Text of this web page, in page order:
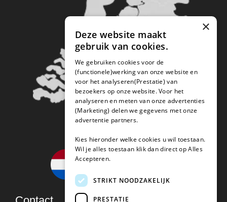
×
Deze website maakt
gebruik van cookies.
We gebruiken cookies voor de
(functionele)werking van onze website en
voor het analyseren(Prestatie) van
bezoekers op onze website. Voor het
analyseren en meten van onze advertenties
(Marketing) delen we gegevens met onze
advertentie partners.
Kies hieronder welke cookies u wil toestaan.
Wil je alles toestaan klik dan direct op Alles
Accepteren.
STRIKT NOODZAKELIJK
PRESTATIE